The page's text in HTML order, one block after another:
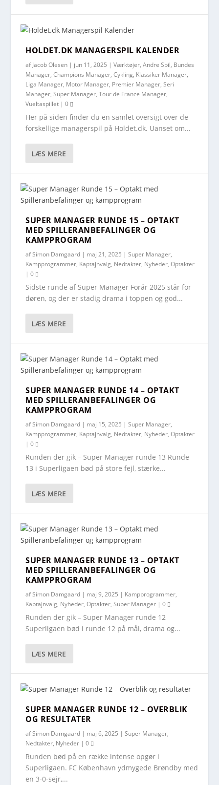
HOLDET.DK MANAGERSPIL KALENDER
afJacob Olesen | jun 11, 2025 |Værktøjer,Andre Spil, Bundes
Manager,Champions Manager,Cykling, Klassiker Manager,
Liga Manager, Motor Manager, Premier Manager,Seri
Manager,Super Manager,Tour de France Manager,
Vueltaspillet |0
Her på siden finder du en samlet oversigt over de
forskellige managerspil på Holdet.dk. Uanset om...
LÆS MERE
SUPER MANAGER RUNDE 15 – OPTAKT
MED SPILLERANBEFALINGER OG
KAMPPROGRAM
afSimon Damgaard | maj 21, 2025 |Super Manager,
Kampprogrammer, Kaptajnvalg, Nedtakter, Nyheder,Optakter
|0
Sidste runde af Super Manager Forår 2025 står for
døren, og der er stadig drama i toppen og god...
LÆS MERE
SUPER MANAGER RUNDE 14 – OPTAKT
MED SPILLERANBEFALINGER OG
KAMPPROGRAM
afSimon Damgaard | maj 15, 2025 |Super Manager,
Kampprogrammer, Kaptajnvalg, Nedtakter, Nyheder,Optakter
|0
Runden der gik – Super Manager runde 13 Runde
13 i Superligaen bød på store fejl, stærke...
LÆS MERE
SUPER MANAGER RUNDE 13 – OPTAKT
MED SPILLERANBEFALINGER OG
KAMPPROGRAM
afSimon Damgaard | maj 9, 2025 | Kampprogrammer,
Kaptajnvalg, Nyheder,Optakter,Super Manager |0
Runden der gik – Super Manager runde 12
Superligaen bød i runde 12 på mål, drama og...
LÆS MERE
SUPER MANAGER RUNDE 12 – OVERBLIK
OG RESULTATER
afSimon Damgaard | maj 6, 2025 |Super Manager,
Nedtakter, Nyheder |0
Runden bød på en række intense opgør i
Superligaen. FC København ydmygede Brøndby med
en 3-0-sejr,...